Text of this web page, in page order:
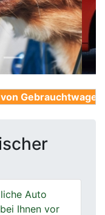
Gebrauchtwagen,
Auto
Ihnen vor